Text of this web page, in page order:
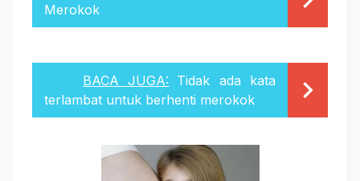
Merokok
BACA JUGA: Tidak ada kata
terlambat untuk berhenti merokok